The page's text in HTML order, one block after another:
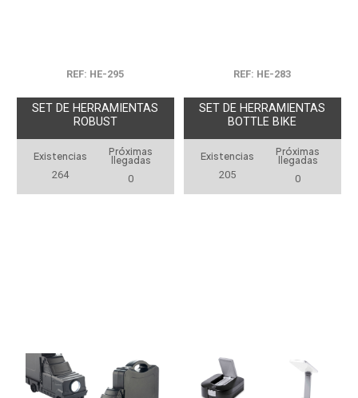
REF: HE-295
SET DE HERRAMIENTAS
ROBUST
Existencias
264
Próximas
llegadas
0
REF: HE-283
SET DE HERRAMIENTAS
BOTTLE BIKE
Existencias
205
Próximas
llegadas
0